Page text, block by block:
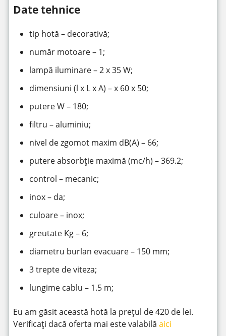
Date tehnice
tip hotă – decorativă;
număr motoare – 1;
lampă iluminare – 2 x 35 W;
dimensiuni (l x L x A) – x 60 x 50;
putere W – 180;
filtru – aluminiu;
nivel de zgomot maxim dB(A) – 66;
putere absorbție maximă (mc/h) – 369.2;
control – mecanic;
inox – da;
culoare – inox;
greutate Kg – 6;
diametru burlan evacuare – 150 mm;
3 trepte de viteza;
lungime cablu – 1.5 m;
Eu am găsit această hotă la prețul de 420 de lei.
Verificați dacă oferta mai este valabilă aici